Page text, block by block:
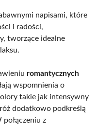
napisami, które
i radości,
tworzące idealne
romantycznych
wspomnienia o
takie jak intensywny
dodatkowo podkreślą
z